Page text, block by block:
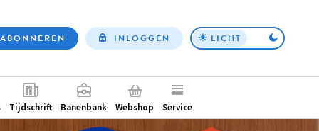
Top
ABONNEREN INLOGGEN LICHT
Tijdschrift Banenbank Webshop Service